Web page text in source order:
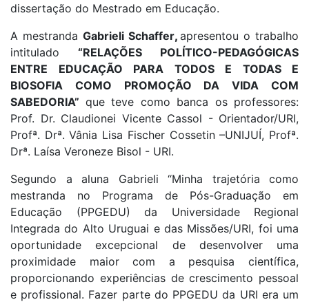
dissertação do Mestrado em Educação.
A mestranda Gabrieli Schaffer,apresentou o trabalho
intitulado “RELAÇÕES POLÍTICO-PEDAGÓGICAS
ENTRE EDUCAÇÃO PARA TODOS E TODAS E
BIOSOFIA COMO PROMOÇÃO DA VIDA COM
SABEDORIA” que teve como banca os professores:
Prof. Dr. Claudionei Vicente Cassol - Orientador/URI,
Profª. Drª. Vânia Lisa Fischer Cossetin –UNIJUÍ, Profª.
Drª. Laísa Veroneze Bisol - URI.
Segundo a aluna Gabrieli “Minha trajetória como
mestranda no Programa de Pós-Graduação em
Educação (PPGEDU) da Universidade Regional
Integrada do Alto Uruguai e das Missões/URI, foi uma
oportunidade excepcional de desenvolver uma
proximidade maior com a pesquisa científica,
proporcionando experiências de crescimento pessoal
e profissional. Fazer parte do PPGEDU da URI era um